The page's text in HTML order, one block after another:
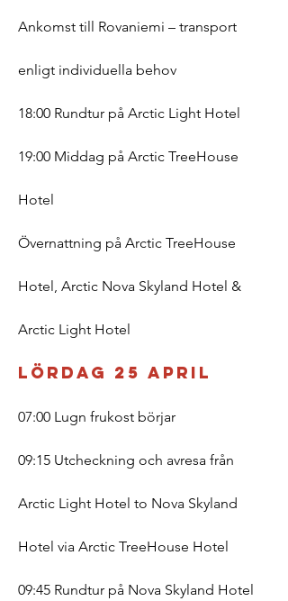
Ankomst till Rovaniemi – transport
enligt individuella behov
18:00 Rundtur på Arctic Light Hotel
19:00 Middag på Arctic TreeHouse
Hotel
Övernattning på Arctic TreeHouse
Hotel, Arctic Nova Skyland Hotel &
Arctic Light Hotel
Lördag 25 april
07:00 Lugn frukost börjar
09:15 Utcheckning och avresa från
Arctic Light Hotel to Nova Skyland
Hotel via Arctic TreeHouse Hotel
09:45 Rundtur på Nova Skyland Hotel